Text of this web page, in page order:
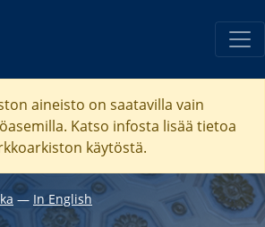
aineisto on saatavilla vain
Katso infosta lisää tietoa
käytöstä.
― In English